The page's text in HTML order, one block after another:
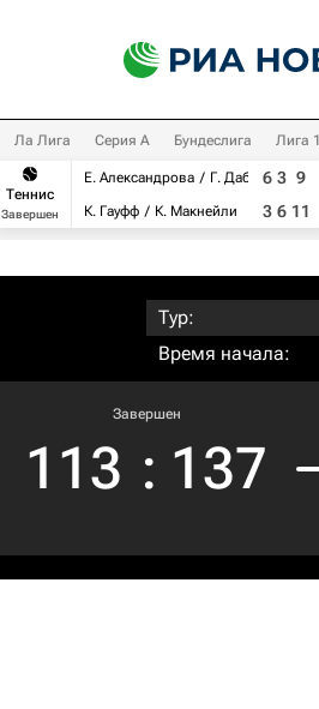
Ла Лига Серия А Бундеслига Лига 1
Теннис
Завершен
Е. Александрова
Г. Дабровски
К. Гауфф
К. Макнейли
6 3 9
3 6 11
Тур:
Время начала:
Завершен
113 : 137